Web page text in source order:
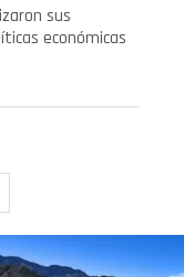
sus
económicas